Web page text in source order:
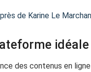
de Karine Le
des contenus en